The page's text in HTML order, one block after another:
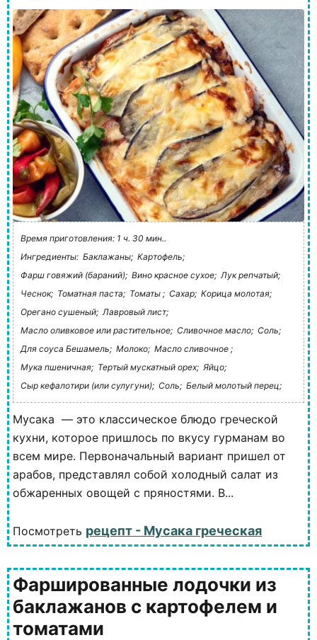
Время приготовления: 1 ч. 30 мин..
Ингредиенты: Баклажаны; Картофель;
Фарш говяжий (бараний); Вино красное сухое; Лук репчатый;
Чеснок; Томатная паста; Томаты ; Сахар; Корица молотая;
Орегано сушеный; Лавровый лист;
Масло оливковое или растительное; Сливочное масло; Соль;
Для соуса Бешамель; Молоко; Масло сливочное ;
Мука пшеничная; Тертый мускатный орех; Яйцо;
Сыр кефалотири (или сулугуни); Соль; Белый молотый перец;
Мусака — это классическое блюдо греческой
кухни, которое пришлось по вкусу гурманам во
всем мире. Первоначальный вариант пришел от
арабов, представлял собой холодный салат из
обжаренных овощей с пряностями. В...
Посмотреть рецепт - Мусака греческая
Фаршированные лодочки из
баклажанов с картофелем и
томатами